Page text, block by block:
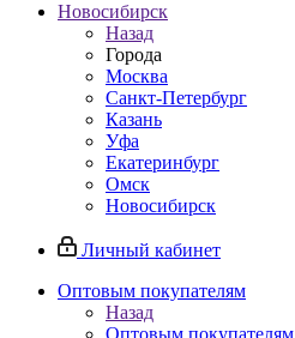
Новосибирск
Назад
Города
Москва
Санкт-Петербург
Казань
Уфа
Екатеринбург
Омск
Новосибирск
Личный кабинет
Оптовым покупателям
Назад
Оптовым покупателям